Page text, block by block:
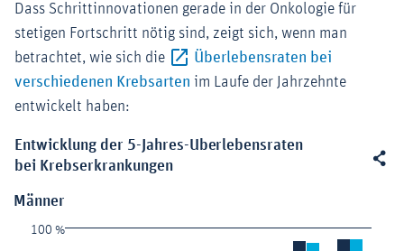
Dass Schrittinnovationen gerade in der Onkologie für
stetigen Fortschritt nötig sind, zeigt sich, wenn man
betrachtet, wie sich die
Überlebensraten bei
verschiedenen Krebsarten Externer-Link (Öffnet im neuen
im Laufe der Jahrzehnte
entwickelt haben: